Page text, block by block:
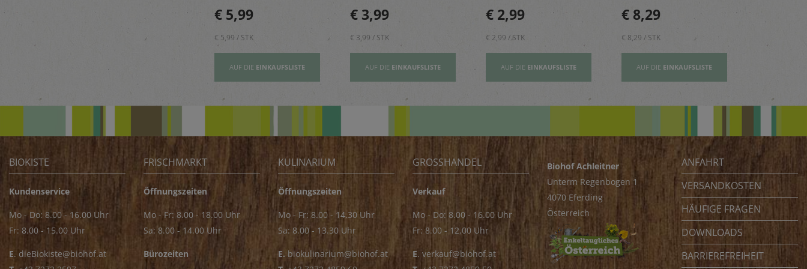
zum Verfeinern von z.B.
AUF DIE
vor.
€ 5,99
€ 5,99 / STK
AUF DIE EINKAUFSLISTE
Exotik in köstliche Kuchen
& Kekse
€ 3,99
€ 3,99 / STK
AUF DIE EINKAUFSLISTE
und Pastagerichte ab.
€ 2,99
€ 2,99 / STK
AUF DIE EINKAUFSLISTE
Vitamin E und wertovllen
Omega-3-Fettsäuren
€ 8,29
€ 8,29 / STK
AUF DIE EINKAUFSLISTE
BIOKISTE
Kundenservice
Mo - Do: 8.00 - 16.00 Uhr
Fr: 8.00 - 15.00 Uhr
E. dieBiokiste@biohof.at
FRISCHMARKT
Öffnungszeiten
Mo - Fr: 8.00 - 18.00 Uhr
Sa: 8.00 - 14.00 Uhr
Bürozeiten
KULINARIUM
Öffnungszeiten
Mo - Fr: 8.00 - 14.30 Uhr
Sa: 8.00 - 13.30 Uhr
E. biokulinarium@biohof.at
GROSSHANDEL
Verkauf
Mo - Do: 8.00 - 16.00 Uhr
Fr: 8.00 - 12.00 Uhr
E. verkauf@biohof.at
Biohof Achleitner
Unterm Regenbogen 1
4070 Eferding
Österreich
ANFAHRT
VERSANDKOSTEN
HÄUFIGE FRAGEN
DOWNLOADS
BARRIEREFREIHEIT